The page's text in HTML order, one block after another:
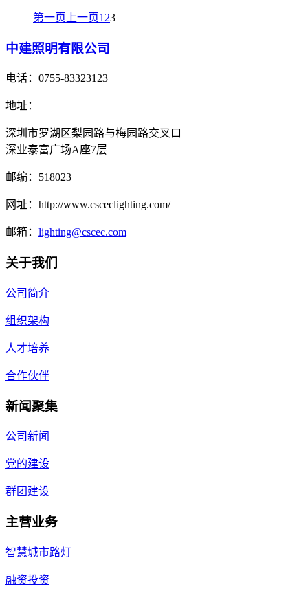
第一页 上一页1 23
中建照明有限公司
电话： 0755-83323123
地址：
深圳市罗湖区梨园路与梅园路交叉口
深业泰富广场A座7层
邮编： 518023
网址： http://www.csceclighting.com/
邮箱： lighting@cscec.com
关于我们
公司简介
组织架构
人才培养
合作伙伴
新闻聚集
公司新闻
党的建设
群团建设
主营业务
智慧城市路灯
融资投资